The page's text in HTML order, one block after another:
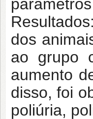
dos
ao grupo
aumento
disso, foi
poliúria,